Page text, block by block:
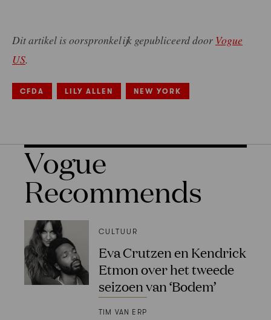
Dit artikel is oorspronkelijk gepubliceerd door Vogue
US.
CFDA LILY ALLEN NEW YORK
Vogue
Recommends
CULTUUR
Eva Crutzen en Kendrick
Etmon over het tweede
seizoen van ‘Bodem’
TIM VAN ERP